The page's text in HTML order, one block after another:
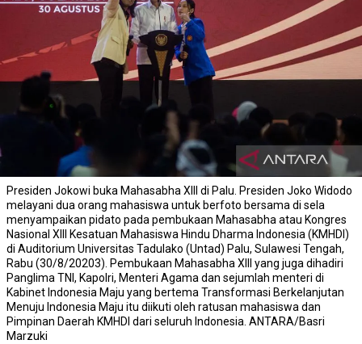
Presiden Jokowi buka Mahasabha XIII di Palu. Presiden Joko Widodo
melayani dua orang mahasiswa untuk berfoto bersama di sela
menyampaikan pidato pada pembukaan Mahasabha atau Kongres
Nasional XIII Kesatuan Mahasiswa Hindu Dharma Indonesia (KMHDI)
di Auditorium Universitas Tadulako (Untad) Palu, Sulawesi Tengah,
Rabu (30/8/20203). Pembukaan Mahasabha XIII yang juga dihadiri
Panglima TNI, Kapolri, Menteri Agama dan sejumlah menteri di
Kabinet Indonesia Maju yang bertema Transformasi Berkelanjutan
Menuju Indonesia Maju itu diikuti oleh ratusan mahasiswa dan
Pimpinan Daerah KMHDI dari seluruh Indonesia. ANTARA/Basri
Marzuki